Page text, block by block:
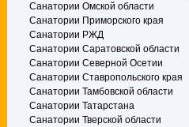
Санатории Омской области
Санатории Приморского края
Санатории РЖД
Санатории Саратовской области
Санатории Северной Осетии
Санатории Ставропольского края
Санатории Тамбовской области
Санатории Татарстана
Санатории Тверской области